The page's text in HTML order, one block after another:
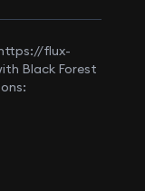
flux-
Black Forest